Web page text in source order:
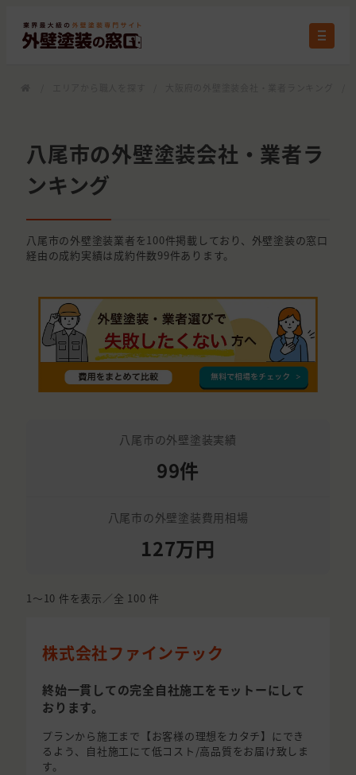
八尾市の外壁塗装会社・業者ラ
ンキング
八尾市の外壁塗装業者を100件掲載しており、外壁塗装の窓口
経由の成約実績は成約件数99件あります。
八尾市の外壁塗装実績
99件
八尾市の外壁塗装費用相場
127万円
1〜10 件を表示／全 100 件
株式会社ファインテック
終始一貫しての完全自社施工をモットーにして
おります。
プランから施工まで【お客様の理想をカタチ】にでき
るよう、自社施工にて低コスト/高品質をお届け致しま
す。